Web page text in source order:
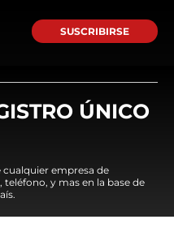
SUSCRIBIRSE
ÚNICO
cualquier empresa de
y mas en la base de